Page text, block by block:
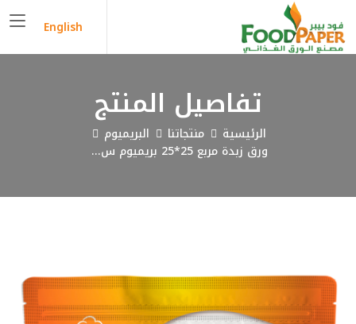
English
تفاصيل المنتج
الرئيسية منتجاتنا
البريميوم
ورق زبدة مربع 25*25 بريميوم س...